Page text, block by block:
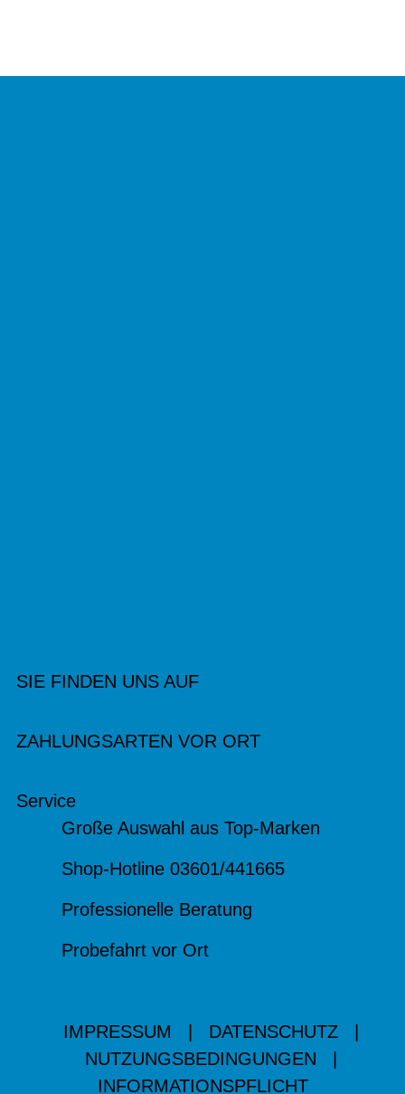
SIE FINDEN UNS AUF
ZAHLUNGSARTEN VOR ORT
Service
Große Auswahl aus Top-Marken
Shop-Hotline 03601/441665
Professionelle Beratung
Probefahrt vor Ort
IMPRESSUM DATENSCHUTZ
NUTZUNGSBEDINGUNGEN
INFORMATIONSPFLICHT